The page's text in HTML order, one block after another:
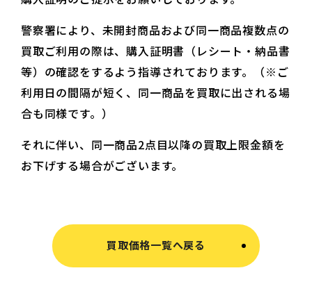
警察署により、未開封商品および同一商品複数点の
買取ご利用の際は、購入証明書（レシート・納品書
等）の確認をするよう指導されております。（※ご
利用日の間隔が短く、同一商品を買取に出される場
合も同様です。）
それに伴い、同一商品2点目以降の買取上限金額を
お下げする場合がございます。
買取価格一覧へ戻る